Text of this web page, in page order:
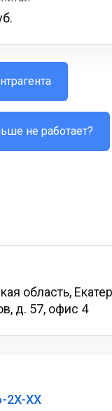
не работает?
область,
д. 57, офис 4
2X-XX